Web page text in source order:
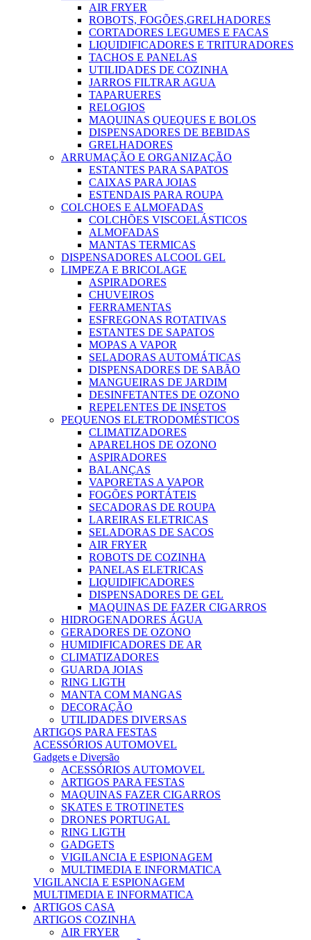
AIR FRYER
ROBOTS, FOGÕES,GRELHADORES
CORTADORES LEGUMES E FACAS
LIQUIDIFICADORES E TRITURADORES
TACHOS E PANELAS
UTILIDADES DE COZINHA
JARROS FILTRAR AGUA
TAPARUERES
RELOGIOS
MAQUINAS QUEQUES E BOLOS
DISPENSADORES DE BEBIDAS
GRELHADORES
ARRUMAÇÃO E ORGANIZAÇÃO
ESTANTES PARA SAPATOS
CAIXAS PARA JOIAS
ESTENDAIS PARA ROUPA
COLCHOES E ALMOFADAS
COLCHÕES VISCOELÁSTICOS
ALMOFADAS
MANTAS TERMICAS
DISPENSADORES ALCOOL GEL
LIMPEZA E BRICOLAGE
ASPIRADORES
CHUVEIROS
FERRAMENTAS
ESFREGONAS ROTATIVAS
ESTANTES DE SAPATOS
MOPAS A VAPOR
SELADORAS AUTOMÁTICAS
DISPENSADORES DE SABÃO
MANGUEIRAS DE JARDIM
DESINFETANTES DE OZONO
REPELENTES DE INSETOS
PEQUENOS ELETRODOMÉSTICOS
CLIMATIZADORES
APARELHOS DE OZONO
ASPIRADORES
BALANÇAS
VAPORETAS A VAPOR
FOGÕES PORTÁTEIS
SECADORAS DE ROUPA
LAREIRAS ELETRICAS
SELADORAS DE SACOS
AIR FRYER
ROBOTS DE COZINHA
PANELAS ELETRICAS
LIQUIDIFICADORES
DISPENSADORES DE GEL
MAQUINAS DE FAZER CIGARROS
HIDROGENADORES ÁGUA
GERADORES DE OZONO
HUMIDIFICADORES DE AR
CLIMATIZADORES
GUARDA JOIAS
RING LIGTH
MANTA COM MANGAS
DECORAÇÃO
UTILIDADES DIVERSAS
ARTIGOS PARA FESTAS
ACESSÓRIOS AUTOMOVEL
Gadgets e Diversão
ACESSÓRIOS AUTOMOVEL
ARTIGOS PARA FESTAS
MAQUINAS FAZER CIGARROS
SKATES E TROTINETES
DRONES PORTUGAL
RING LIGTH
GADGETS
VIGILANCIA E ESPIONAGEM
MULTIMEDIA E INFORMATICA
VIGILANCIA E ESPIONAGEM
MULTIMEDIA E INFORMATICA
ARTIGOS CASA
ARTIGOS COZINHA
AIR FRYER